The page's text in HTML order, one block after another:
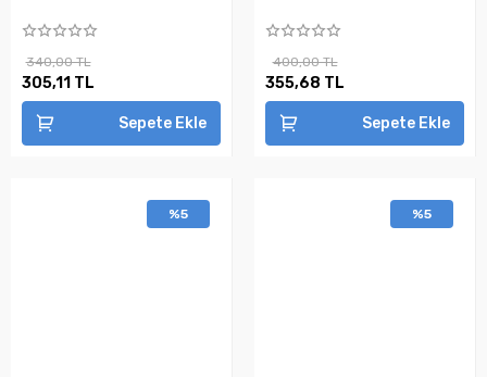
340,00 TL
305,11 TL
Sepete Ekle
400,00 TL
355,68 TL
Sepete Ekle
%5 %5